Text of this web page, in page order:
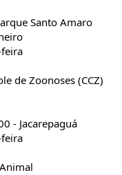
Santo Amaro
de Zoonoses (CCZ)
- Jacarepaguá